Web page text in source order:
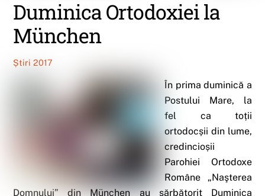
Duminica Ortodoxiei la
München
Știri 2017
În prima duminică a
Postului Mare, la
fel ca toții
ortodocșii din lume,
credincioșii
Parohiei Ortodoxe
Române „Naşterea
Domnului” din München au sărbătorit Duminica